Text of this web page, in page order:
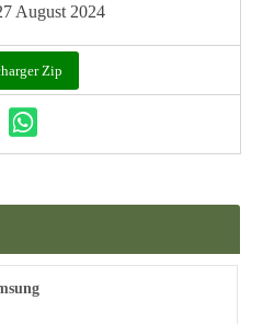
August 2024
Zip